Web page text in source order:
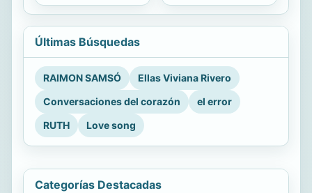
Últimas Búsquedas
RAIMON SAMSÓ
Ellas Viviana Rivero
Conversaciones del corazón
el error
RUTH
Love song
Categorías Destacadas